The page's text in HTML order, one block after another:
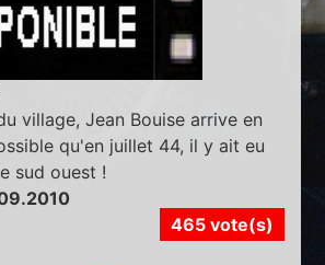
village, Jean Bouise arrive en
qu'en juillet 44, il y ait eu
sud ouest !
465 vote(s)